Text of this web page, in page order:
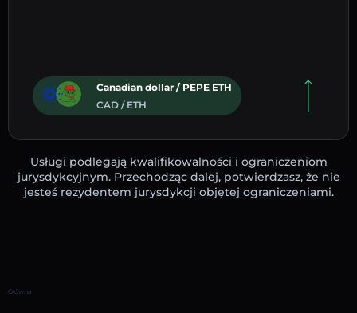
Canadian dollar / PEPE ETH
CAD / ETH
Usługi podlegają kwalifikowalności i ograniczeniom
jurysdykcyjnym. Przechodząc dalej, potwierdzasz, że nie
jesteś rezydentem jurysdykcji objętej ograniczeniami.
Główna